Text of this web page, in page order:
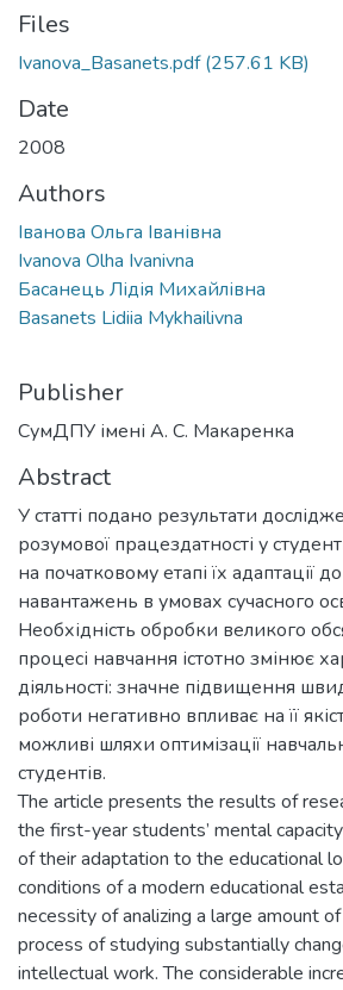
Files
Ivanova_Basanets.pdf(257.61 KB)
Date
2008
Authors
Іванова Ольга Іванівна
Ivanova Olha Ivanivna
Басанець Лідія Михайлівна
Basanets Lidiia Mykhailivna
Publisher
СумДПУ імені А. С. Макаренка
Abstract
У статті подано результати
розумової працездатності у
на початковому етапі їх адаптації
навантажень в умовах сучасного
Необхідність обробки великого
процесі навчання істотно змінює
діяльності: значне підвищення
роботи негативно впливає на її
можливі шляхи оптимізації
студентів.
The article presents the results of
the first-year students’ mental
of their adaptation to the educational
conditions of a modern educational
necessity of analizing a large amount
process of studying substantially
intellectual work. The considerable